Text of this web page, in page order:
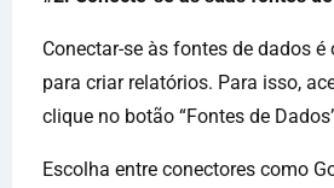
Conectar-se às fontes de dados
para criar relatórios. Para isso,
clique no botão “Fontes de
Escolha entre conectores como